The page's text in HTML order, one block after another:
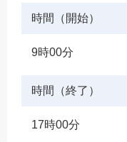
時間（開始）
9時00分
時間（終了）
17時00分